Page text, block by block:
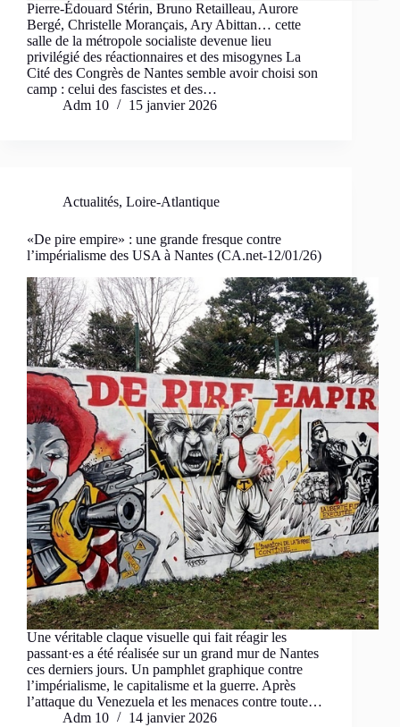
Pierre-Édouard Stérin, Bruno Retailleau, Aurore
Bergé, Christelle Morançais, Ary Abittan… cette
salle de la métropole socialiste devenue lieu
privilégié des réactionnaires et des misogynes La
Cité des Congrès de Nantes semble avoir choisi son
camp : celui des fascistes et des…
Adm 10
15 janvier 2026
Actualités, Loire-Atlantique
«De pire empire» : une grande fresque contre
l’impérialisme des USA à Nantes (CA.net-12/01/26)
Une véritable claque visuelle qui fait réagir les
passant·es a été réalisée sur un grand mur de Nantes
ces derniers jours. Un pamphlet graphique contre
l’impérialisme, le capitalisme et la guerre. Après
l’attaque du Venezuela et les menaces contre toute…
Adm 10
14 janvier 2026